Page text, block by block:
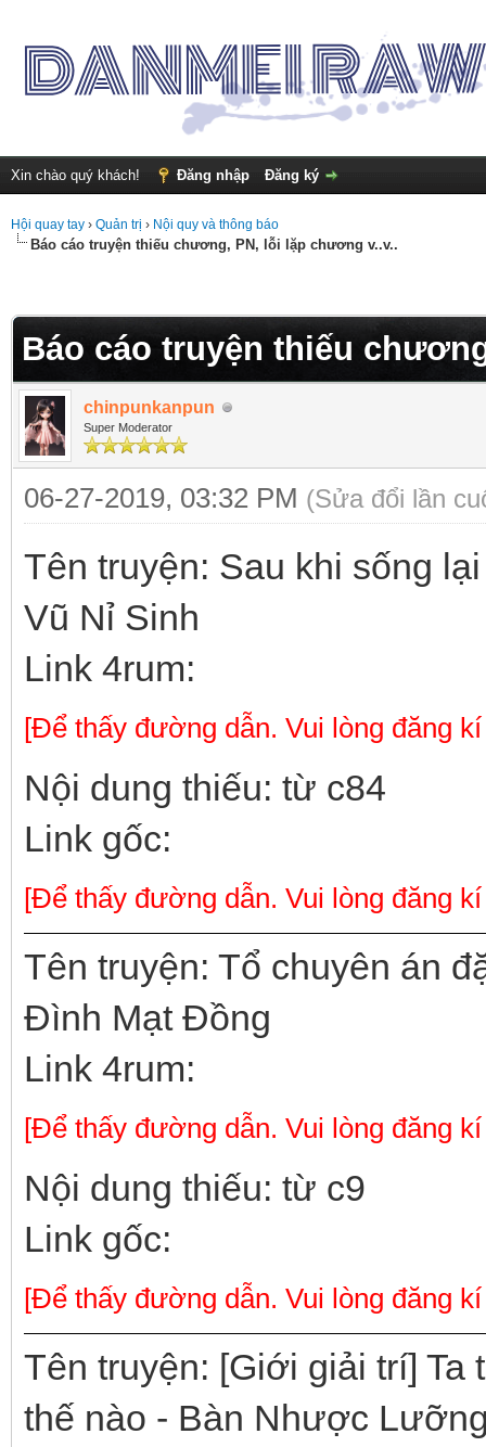
Xin chào quý khách! Đăng nhập Đăng ký
Hội quay tay › Quản trị › Nội quy và thông báo
Báo cáo truyện thiếu chương, PN, lỗi lặp chương v..v..
Báo cáo truyện thiếu
chinpunkanpun
Super Moderator
06-27-2019, 03:32 PM (Sửa đổi lần
Tên truyện: Sau khi sống
Vũ Nỉ Sinh
Link 4rum:
[Để thấy đường dẫn. Vui lòng đăng
Nội dung thiếu: từ c84
Link gốc:
[Để thấy đường dẫn. Vui lòng đăng
Tên truyện: Tổ chuyên án
Đình Mạt Đồng
Link 4rum:
[Để thấy đường dẫn. Vui lòng đăng
Nội dung thiếu: từ c9
Link gốc:
[Để thấy đường dẫn. Vui lòng đăng
Tên truyện: [Giới giải trí] Ta
thế nào - Bàn Nhược